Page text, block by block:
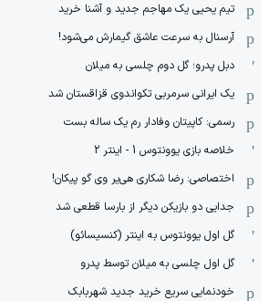
تیم یحیی یک مهاجم جدید و آشنا خرید
آرسنال به سرعت عاشق گیمارش می‌شود!
دبل پدرو؛ گل دوم چلسی به میلان
یک ایرانی سرمربی تکواندوی قزاقستان شد
رسمی: کاپیتان وفادار رم یک ساله بست
خلاصه بازی یوونتوس 1 - اینتر 2
اختصاصی: رضا شکاری هی‌یر وی‌ گو پیکان!
جدایی دو بازیکن دیگر از بارسا قطعی شد
گل اول یوونتوس به اینتر (کنسیسائو)
گل اول چلسی به میلان توسط پدرو
خودنمایی سریع خرید جدید شهربابک